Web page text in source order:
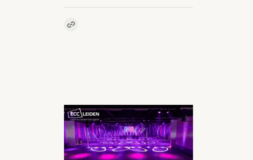
Kopieer link naar artikel